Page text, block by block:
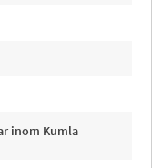
inom Kumla